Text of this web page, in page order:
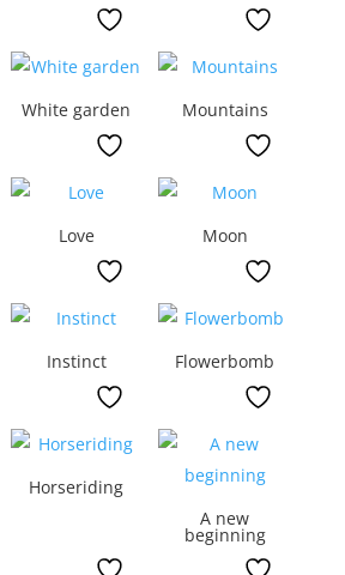
White garden Mountains
Love Moon
Instinct Flowerbomb
Horseriding
A new
beginning